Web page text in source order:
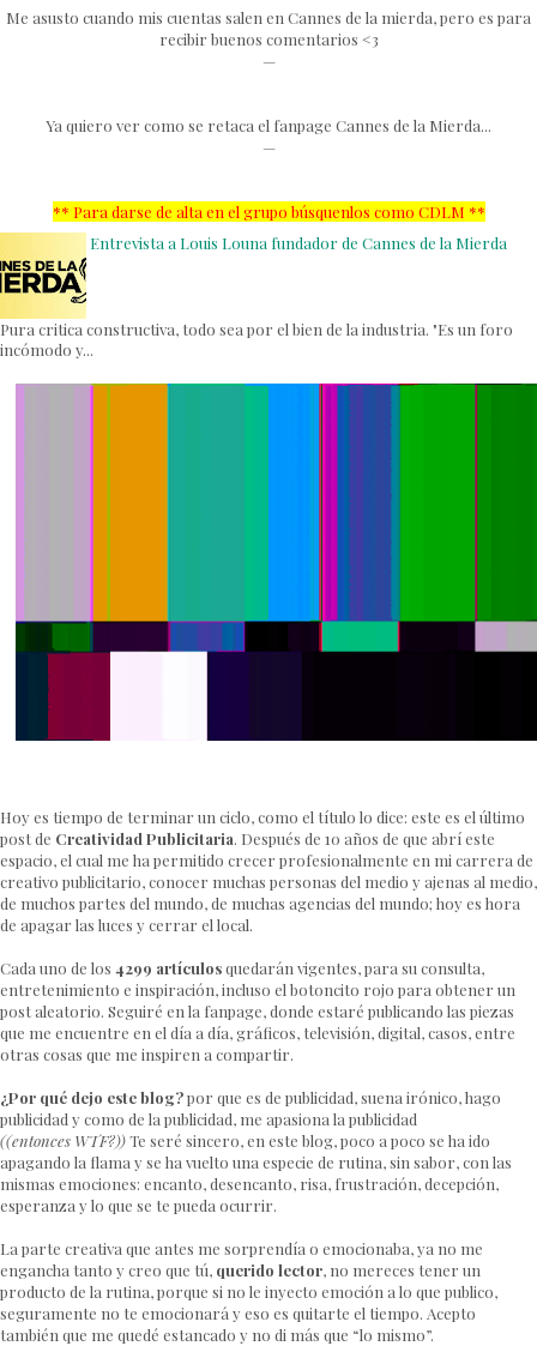
Me asusto cuando mis cuentas salen en Cannes de la mierda, pero es para
recibir buenos comentarios <3
—
Ya quiero ver como se retaca el fanpage Cannes de la Mierda...
—
** Para darse de alta en el grupo búsquenlos como CDLM **
Entrevista a Louis Louna fundador de Cannes de la Mierda
Pura critica constructiva, todo sea por el bien de la industria. "Es un foro
incómodo y...
Hoy es tiempo de terminar un ciclo, como el título lo dice: este es el último
post de Creatividad Publicitaria. Después de 10 años de que abrí este
espacio, el cual me ha permitido crecer profesionalmente en mi carrera de
creativo publicitario, conocer muchas personas del medio y ajenas al medio,
de muchos partes del mundo, de muchas agencias del mundo; hoy es hora
de apagar las luces y cerrar el local.
Cada uno de los 4299 artículosquedarán vigentes, para su consulta,
entretenimiento e inspiración, incluso el botoncito rojo para obtener un
post aleatorio. Seguiré en la fanpage, donde estaré publicando las piezas
que me encuentre en el día a día, gráficos, televisión, digital, casos, entre
otras cosas que me inspiren a compartir.
¿Por qué dejo este blog?por que es de publicidad, suena irónico, hago
publicidad y como de la publicidad, me apasiona la publicidad
((entonces WTF?))Te seré sincero, en este blog, poco a poco se ha ido
apagando la flama y se ha vuelto una especie de rutina, sin sabor, con las
mismas emociones: encanto, desencanto, risa, frustración, decepción,
esperanza y lo que se te pueda ocurrir.
La parte creativa que antes me sorprendía o emocionaba, ya no me
engancha tanto y creo que tú, querido lector, no mereces tener un
producto de la rutina, porque si no le inyecto emoción a lo que publico,
seguramente no te emocionará y eso es quitarte el tiempo. Acepto
también que me quedé estancado y no di más que “lo mismo”.